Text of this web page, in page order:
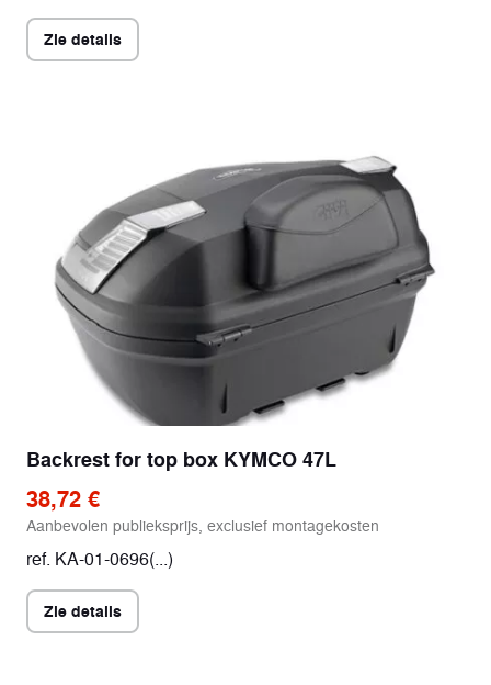
Zie details
Backrest for top box KYMCO 47L
38,72 €
Aanbevolen publieksprijs, exclusief montagekosten
ref. KA-01-0696(...)
Zie details